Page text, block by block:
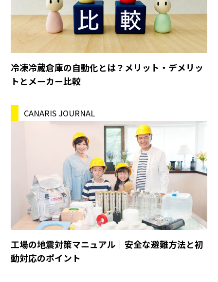
冷凍冷蔵倉庫の自動化とは？メリット・デメリッ
トとメーカー比較
CANARIS JOURNAL
工場の地震対策マニュアル｜安全な避難方法と初
動対応のポイント